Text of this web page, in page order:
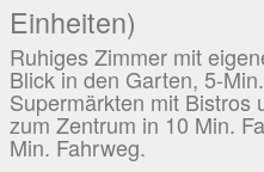
Einheiten)
Ruhiges Zimmer mit
Blick in den Garten, 5-
Supermärkten mit Bistros
zum Zentrum in 10 Min.
Min. Fahrweg.